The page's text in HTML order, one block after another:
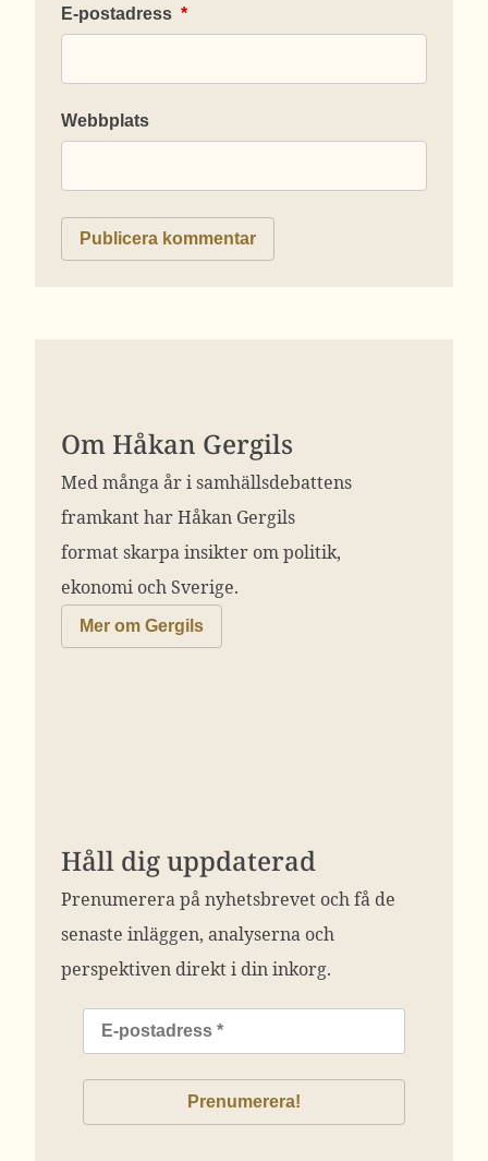
E-postadress *
Webbplats
Om Håkan Gergils
Med många år i samhällsdebattens
framkant har Håkan Gergils
format skarpa insikter om politik,
ekonomi och Sverige.
Mer om Gergils
Håll dig uppdaterad
Prenumerera på nyhetsbrevet och få de
senaste inläggen, analyserna och
perspektiven direkt i din inkorg.